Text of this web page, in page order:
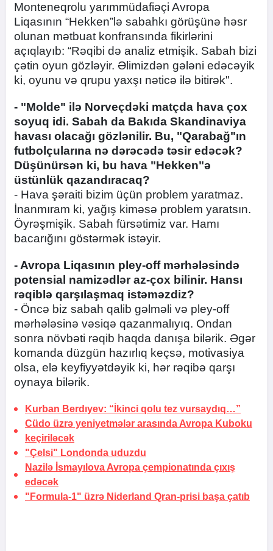
Monteneqrolu yarımmüdafiəçi Avropa
Liqasının “Hekken”lə sabahkı görüşünə həsr
olunan mətbuat konfransında fikirlərini
açıqlayıb: “Rəqibi də analiz etmişik. Sabah bizi
çətin oyun gözləyir. Əlimizdən gələni edəcəyik
ki, oyunu və qrupu yaxşı nəticə ilə bitirək".
- "Molde" ilə Norveçdəki matçda hava çox
soyuq idi. Sabah da Bakıda Skandinaviya
havası olacağı gözlənilir. Bu, "Qarabağ"ın
futbolçularına nə dərəcədə təsir edəcək?
Düşünürsən ki, bu hava "Hekken"ə
üstünlük qazandıracaq?
- Hava şəraiti bizim üçün problem yaratmaz.
İnanmıram ki, yağış kiməsə problem yaratsın.
Öyrəşmişik. Sabah fürsətimiz var. Hamı
bacarığını göstərmək istəyir.
- Avropa Liqasının pley-off mərhələsində
potensial namizədlər az-çox bilinir. Hansı
rəqiblə qarşılaşmaq istəməzdiz?
- Öncə biz sabah qalib gəlməli və pley-off
mərhələsinə vəsiqə qazanmalıyıq. Ondan
sonra növbəti rəqib haqda danışa bilərik. Əgər
komanda düzgün hazırlıq keçsə, motivasiya
olsa, elə keyfiyyətdəyik ki, hər rəqibə qarşı
oynaya bilərik.
Kurban Berdıyev: “İkinci qolu tez vursaydıq…”
Cüdo üzrə yeniyetmələr arasında Avropa Kuboku
keçiriləcək
"Çelsi" Londonda uduzdu
Nazilə İsmayılova Avropa çempionatında çıxış
edəcək
"Formula-1" üzrə Niderland Qran-prisi başa çatıb